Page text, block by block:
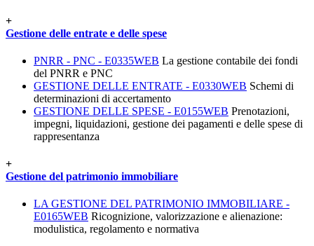
+
Gestione delle entrate e delle spese
PNRR - PNC - E0335WEB La gestione contabile dei fondi
del PNRR e PNC
GESTIONE DELLE ENTRATE - E0330WEB Schemi di
determinazioni di accertamento
GESTIONE DELLE SPESE - E0155WEB Prenotazioni,
impegni, liquidazioni, gestione dei pagamenti e delle spese di
rappresentanza
+
Gestione del patrimonio immobiliare
LA GESTIONE DEL PATRIMONIO IMMOBILIARE -
E0165WEB Ricognizione, valorizzazione e alienazione:
modulistica, regolamento e normativa